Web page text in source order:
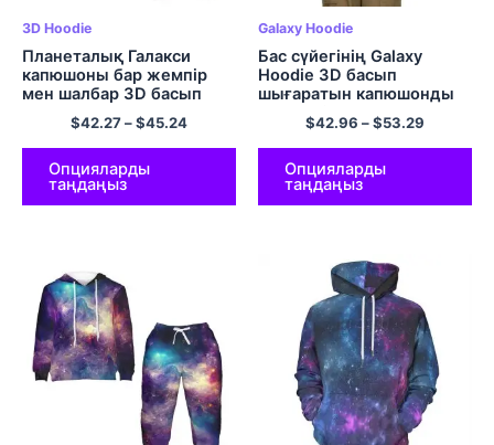
3D Hoodie
Планеталық Галакси
капюшоны бар жемпір
мен шалбар 3D басып
шығарылған графикалық
капюшон жиынтықтары
Балаларға арналған
полиэфирлі юбка
жиынтықтары
$42.27–$45.24
Опцияларды
таңдаңыз
Galaxy Hoodie
Бас сүйегінің Galaxy
Hoodie 3D басып
шығаратын капюшонды
свиттері Салқын
капюшоны пуловер
капюди
$42.96 –$53.29
Опцияларды
таңдаңыз